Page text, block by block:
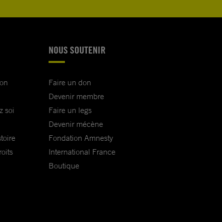
soi
NOUS SOUTENIR
Faire un don
Devenir membre
Faire un legs
Devenir mécène
Fondation Amnesty
International France
Boutique